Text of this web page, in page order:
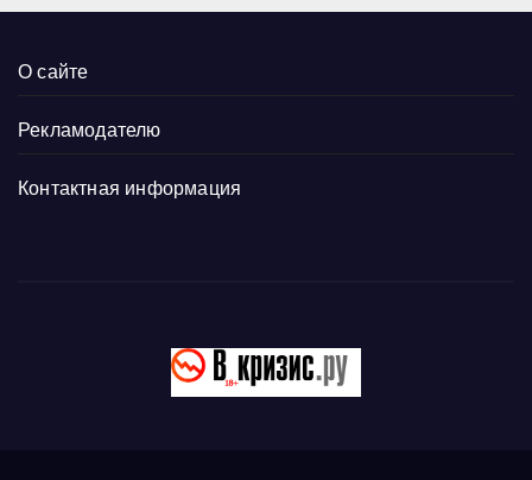
О сайте
Рекламодателю
Контактная информация